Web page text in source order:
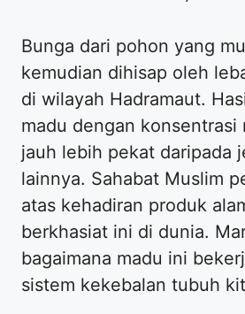
Bunga dari pohon yang
kemudian dihisap oleh
di wilayah Hadramaut.
madu dengan konsentrasi
jauh lebih pekat daripada
lainnya. Sahabat Muslim
atas kehadiran produk
berkhasiat ini di dunia.
bagaimana madu ini
sistem kekebalan tubuh